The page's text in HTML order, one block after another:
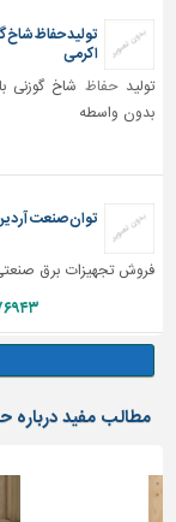
تولید حفاظ شاخ
اکرمی
تولیدحفاظ
بدون واسطه
توان صنعت
فروش تجهیزات برق
مطالب مفید درباره